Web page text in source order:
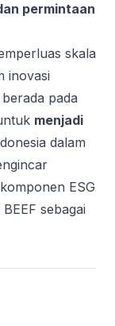
permintaan
skala
inovasi
pada
menjadi
dalam
ESG
sebagai